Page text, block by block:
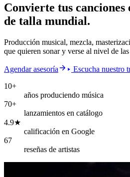
Convierte tus canciones
de talla mundial.
Producción musical, mezcla,
que quieren sonar y verse al nivel de
Agendar asesoría
Escucha nuestro
10+
años produciendo música
70+
lanzamientos en catálogo
4.9★
calificación en Google
67
reseñas de artistas